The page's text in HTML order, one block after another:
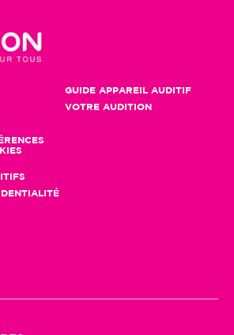
GUIDE APPAREIL AUDITIF
VOTRE AUDITION